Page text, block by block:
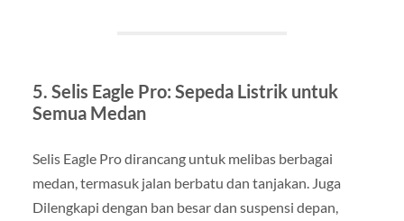
5. Selis Eagle Pro: Sepeda Listrik untuk
Semua Medan
Selis Eagle Pro dirancang untuk melibas berbagai
medan, termasuk jalan berbatu dan tanjakan. Juga
Dilengkapi dengan ban besar dan suspensi depan,